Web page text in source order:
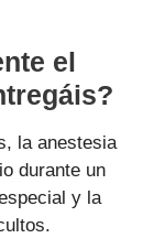
el
la anestesia
durante un
y la